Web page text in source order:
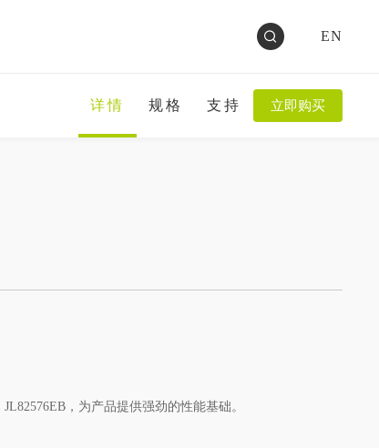
EN
详情 规格 支持 立即购买
，为产品提供强劲的性能基础。